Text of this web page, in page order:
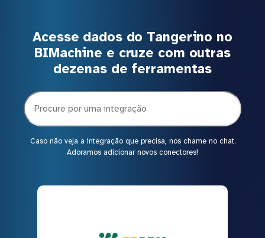
Acesse dados do Tangerino no
BIMachine e cruze com outras
dezenas de ferramentas
Caso não veja a integração que precisa, nos chame no chat.
Adoramos adicionar novos conectores!